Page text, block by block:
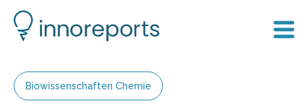
Biowissenschaften Chemie